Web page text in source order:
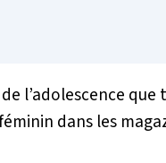
l’adolescence
dans les